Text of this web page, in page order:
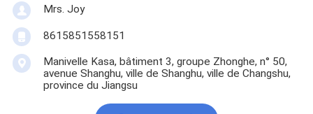
Mrs. Joy
8615851558151
Manivelle Kasa, bâtiment 3, groupe Zhonghe, n° 50,
avenue Shanghu, ville de Shanghu, ville de Changshu,
province du Jiangsu